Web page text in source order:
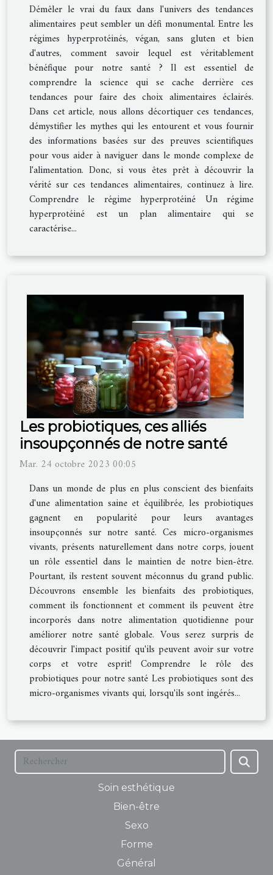
Démêler le vrai du faux dans l'univers des tendances
alimentaires peut sembler un défi monumental. Entre les
régimes hyperprotéinés, végan, sans gluten et bien
d'autres, comment savoir lequel est véritablement
bénéfique pour notre santé ? Il est essentiel de
comprendre la science qui se cache derrière ces
tendances pour faire des choix alimentaires éclairés.
Dans cet article, nous allons décortiquer ces tendances,
démystifier les mythes qui les entourent et vous fournir
des informations basées sur des preuves scientifiques
pour vous aider à naviguer dans le monde complexe de
l'alimentation. Donc, si vous êtes prêt à découvrir la
vérité sur ces tendances alimentaires, continuez à lire.
Comprendre le régime hyperprotéiné Un régime
hyperprotéiné est un plan alimentaire qui se
caractérise...
Les probiotiques, ces alliés
insoupçonnés de notre santé
Mar. 24 octobre 2023 00:05
Dans un monde de plus en plus conscient des bienfaits
d'une alimentation saine et équilibrée, les probiotiques
gagnent en popularité pour leurs avantages
insoupçonnés sur notre santé. Ces micro-organismes
vivants, présents naturellement dans notre corps, jouent
un rôle essentiel dans le maintien de notre bien-être.
Pourtant, ils restent souvent méconnus du grand public.
Découvrons ensemble les bienfaits des probiotiques,
comment ils fonctionnent et comment ils peuvent être
incorporés dans notre alimentation quotidienne pour
améliorer notre santé globale. Vous serez surpris de
découvrir l'impact positif qu'ils peuvent avoir sur votre
corps et votre esprit! Comprendre le rôle des
probiotiques pour notre santé Les probiotiques sont des
micro-organismes vivants qui, lorsqu'ils sont ingérés...
Soin esthétique
Bien-être
Sexo
Forme
Général